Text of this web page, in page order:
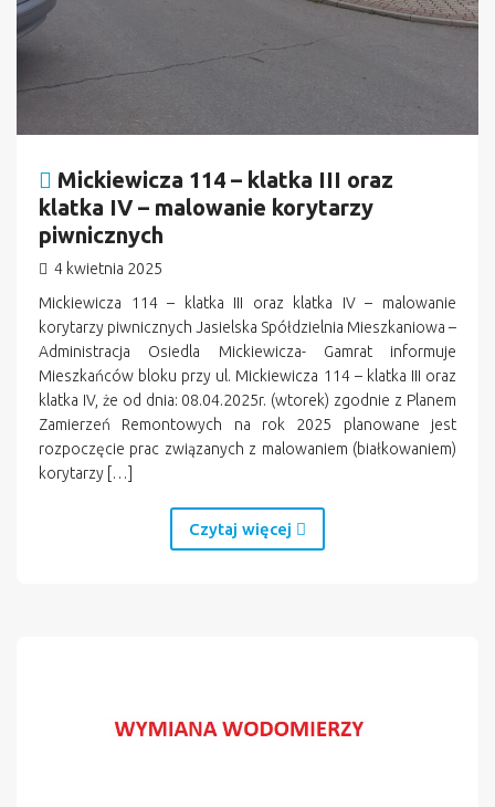
Mickiewicza 114 – klatka III oraz
klatka IV – malowanie korytarzy
piwnicznych
4 kwietnia 2025
Mickiewicza 114 – klatka III oraz klatka IV – malowanie
korytarzy piwnicznych Jasielska Spółdzielnia Mieszkaniowa –
Administracja Osiedla Mickiewicza- Gamrat informuje
Mieszkańców bloku przy ul. Mickiewicza 114 – klatka III oraz
klatka IV, że od dnia: 08.04.2025r. (wtorek) zgodnie z Planem
Zamierzeń Remontowych na rok 2025 planowane jest
rozpoczęcie prac związanych z malowaniem (białkowaniem)
korytarzy […]
Czytaj więcej